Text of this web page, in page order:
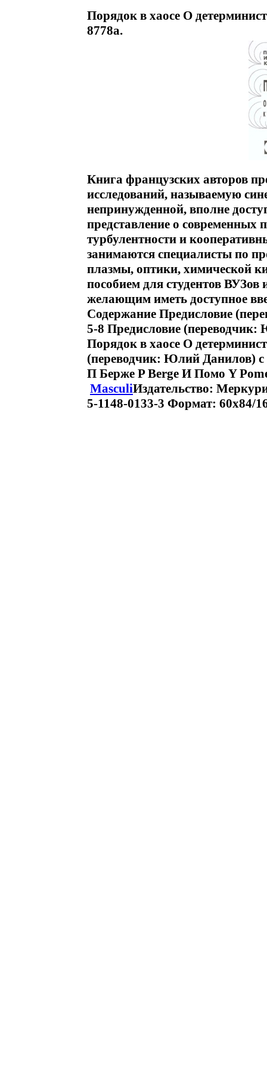
Порядок в хаосе О
8778a.
Книга французских авторов
исследований, называемую
непринужденной, вполне
представление о современных
турбулентности и
занимаются специалисты по
плазмы, оптики, химической
пособием для студентов
желающим иметь доступное
Содержание Предисловие
5-8 Предисловие
Порядок в хаосе О
(переводчик: Юлий Данилов) c
П Берже P Berge И Помо Y
MasculiИздательство:
5-1148-0133-3 Формат: 60x84/